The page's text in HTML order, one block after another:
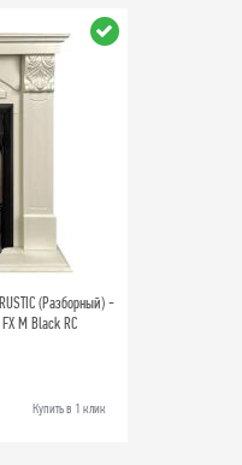
Электроочаги
(Разборный) -
M Black RC
Купить в 1 клик